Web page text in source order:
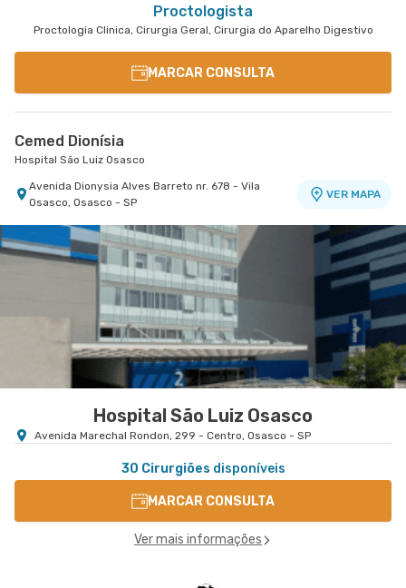
Proctologista
Proctologia Clinica, Cirurgia Geral, Cirurgia do Aparelho Digestivo
MARCAR CONSULTA
Cemed Dionísia
Hospital São Luiz Osasco
Avenida Dionysia Alves Barreto nr. 678 - Vila
Osasco, Osasco - SP
VER MAPA
Hospital São Luiz Osasco
Avenida Marechal Rondon, 299 - Centro, Osasco - SP
30 Cirurgiões disponíveis
MARCAR CONSULTA
Ver mais informações